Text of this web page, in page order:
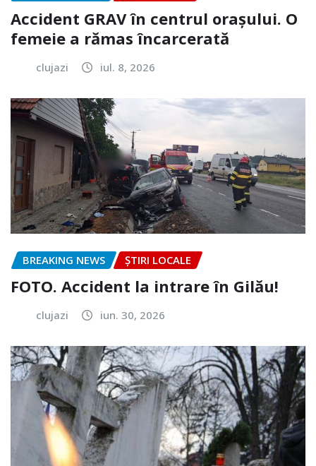
Accident GRAV în centrul orașului. O
femeie a rămas încarcerată
clujazi iul. 8, 2026
BREAKING NEWS ȘTIRI LOCALE
FOTO. Accident la intrare în Gilău!
clujazi iun. 30, 2026